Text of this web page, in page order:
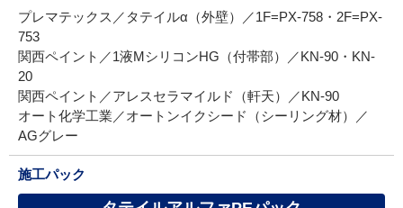
プレマテックス／タテイルα（外壁）／1F=PX-758・2F=PX-
753
関西ペイント／1液MシリコンHG（付帯部）／KN-90・KN-
20
関西ペイント／アレスセラマイルド（軒天）／KN-90
オート化学工業／オートンイクシード（シーリング材）／
AGグレー
施工パック